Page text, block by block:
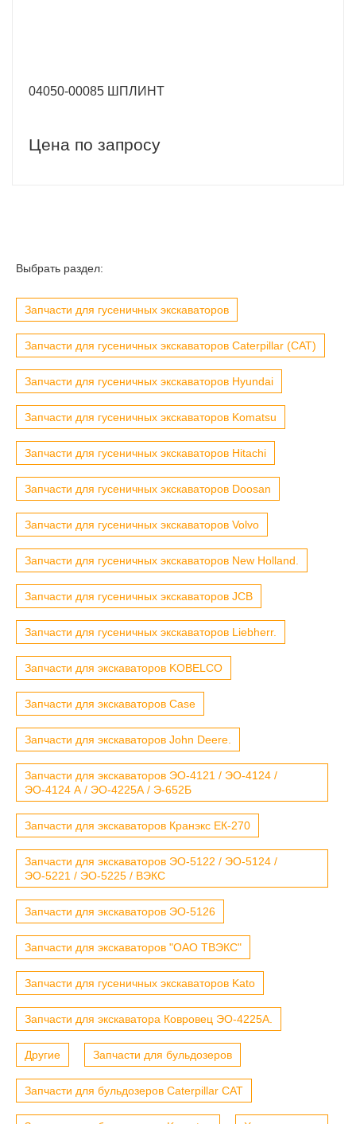
04050-00085 ШПЛИНТ
Цена по запросу
Выбрать раздел:
Запчасти для гусеничных экскаваторов
Запчасти для гусеничных экскаваторов Caterpillar (CAT)
Запчасти для гусеничных экскаваторов Hyundai
Запчасти для гусеничных экскаваторов Komatsu
Запчасти для гусеничных экскаваторов Hitachi
Запчасти для гусеничных экскаваторов Doosan
Запчасти для гусеничных экскаваторов Volvo
Запчасти для гусеничных экскаваторов New Holland.
Запчасти для гусеничных экскаваторов JCB
Запчасти для гусеничных экскаваторов Liebherr.
Запчасти для экскаваторов KOBELCO
Запчасти для экскаваторов Case
Запчасти для экскаваторов John Deere.
Запчасти для экскаваторов ЭО-4121 / ЭО-4124 /
ЭО-4124 А / ЭО-4225А / Э-652Б
Запчасти для экскаваторов Кранэкс ЕК-270
Запчасти для экскаваторов ЭО-5122 / ЭО-5124 /
ЭО-5221 / ЭО-5225 / ВЭКС
Запчасти для экскаваторов ЭО-5126
Запчасти для экскаваторов "ОАО ТВЭКС"
Запчасти для гусеничных экскаваторов Kato
Запчасти для экскаватора Ковровец ЭО-4225А.
Другие Запчасти для бульдозеров
Запчасти для бульдозеров Caterpillar CAT